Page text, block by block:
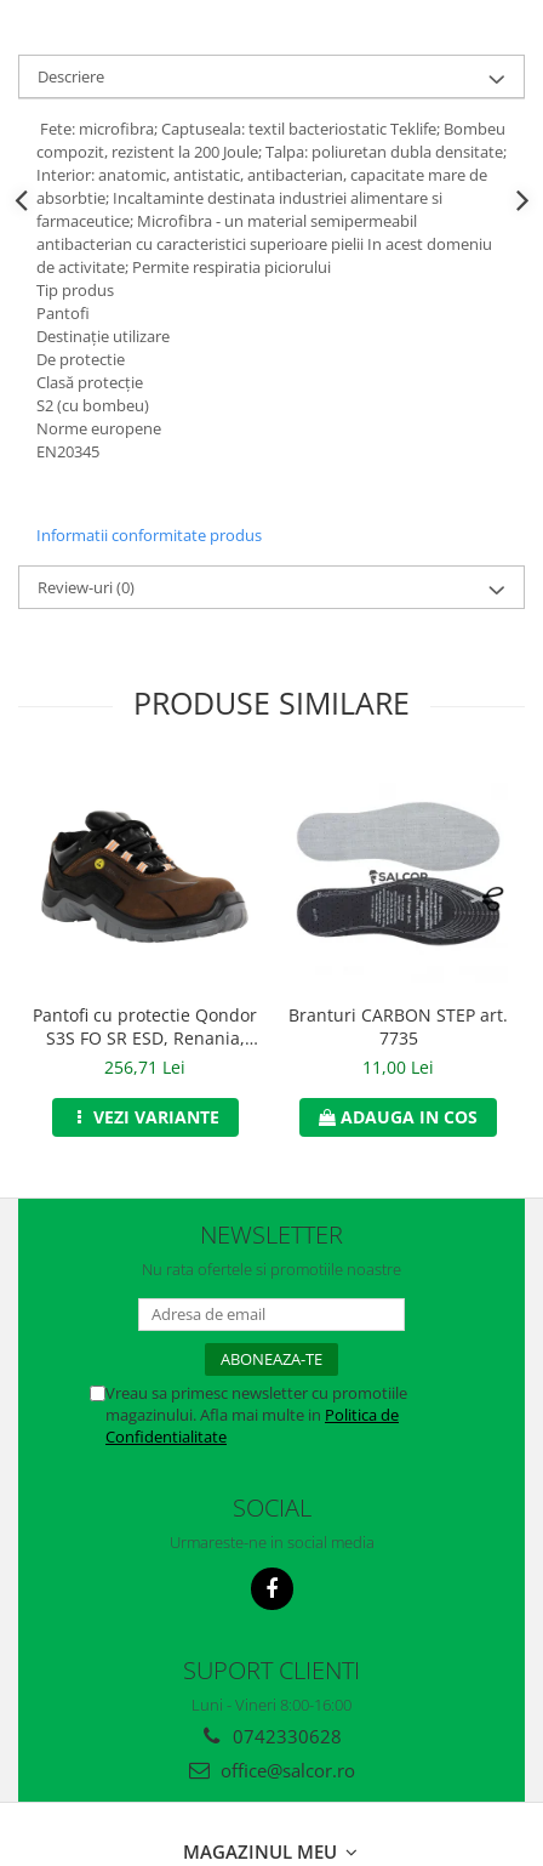
Incaltaminte
Pantofi de protectie
Sandale de protectie
Bocanci de protectie
Accesorii
Cizme de protectie
Incaltaminte alba de protectie
Incaltaminte ESD
Pantofi fara protectie
Saboti
Manusi
Manusi fibre speciale impregnate
Manusi nitril
Manusi piele
Manusi PVC
Manusi tricot impregnat
Manusi zale
Outdoor
Incaltaminte Outdoor
Protectia capului
Descriere
Fete: microfibra; Captuseala: textil bacteriostatic Teklife; Bombeu
compozit, rezistent la 200 Joule; Talpa: poliuretan dubla densitate;
Interior: anatomic, antistatic, antibacterian, capacitate mare de
absorbtie; Incaltaminte destinata industriei alimentare si
farmaceutice; Microfibra - un material semipermeabil
antibacterian cu caracteristici superioare pielii In acest domeniu
de activitate; Permite respiratia piciorului
Tip produs
Pantofi
Destinație utilizare
De protectie
Clasă protecție
S2 (cu bombeu)
Norme europene
EN20345
Informatii conformitate produs
Review-uri(0)
PRODUSE SIMILARE
Pantofi cu protectie Qondor
S3S FO SR ESD, Renania,
art.9A00
256,71 Lei
VEZI VARIANTE
Branturi CARBON STEP art.
7735
11,00 Lei
ADAUGA IN COS
NEWSLETTER
Nu rata ofertele si promotiile noastre
Vreau sa primesc newsletter cu promotiile
magazinului. Afla mai multe in Politica de
Confidentialitate
SOCIAL
Urmareste-ne in social media
SUPORT CLIENTI
Luni - Vineri 8:00-16:00
0742330628
office@salcor.ro
MAGAZINUL MEU